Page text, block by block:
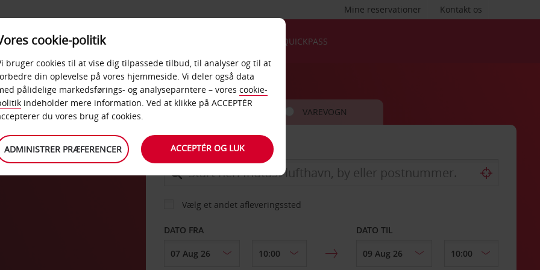
Kontakt os
Mine reservationer
PRODUKTER &
KONTORER
QUICKPASS
BIL VAREVOGN
AFHENT FRA
Vælg et andet afleveringssted
DATO FRA DATO TIL
cookie-politik
bruger cookies til at vise dig tilpassede tilbud, til analyser og til at
din oplevelse på vores hjemmeside. Vi deler også data
pålidelige markedsførings- og analyseparntere – vores cookie-
indeholder mere information. Ved at klikke på ACCEPTÉR
du vores brug af cookies.
ADMINISTRER PRÆFERENCER ACCEPTÉR OG LUK